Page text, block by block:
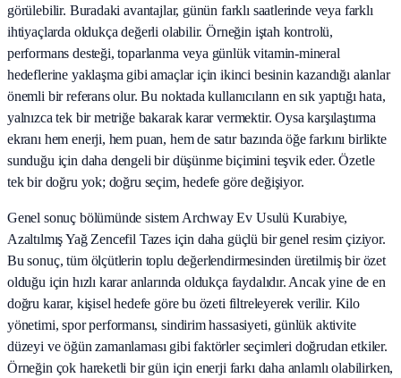
görülebilir. Buradaki avantajlar, günün farklı saatlerinde veya farklı
ihtiyaçlarda oldukça değerli olabilir. Örneğin iştah kontrolü,
performans desteği, toparlanma veya günlük vitamin-mineral
hedeflerine yaklaşma gibi amaçlar için ikinci besinin kazandığı alanlar
önemli bir referans olur. Bu noktada kullanıcıların en sık yaptığı hata,
yalnızca tek bir metriğe bakarak karar vermektir. Oysa karşılaştırma
ekranı hem enerji, hem puan, hem de satır bazında öğe farkını birlikte
sunduğu için daha dengeli bir düşünme biçimini teşvik eder. Özetle
tek bir doğru yok; doğru seçim, hedefe göre değişiyor.
Genel sonuç bölümünde sistem Archway Ev Usulü Kurabiye,
Azaltılmış Yağ Zencefil Tazes için daha güçlü bir genel resim çiziyor.
Bu sonuç, tüm ölçütlerin toplu değerlendirmesinden üretilmiş bir özet
olduğu için hızlı karar anlarında oldukça faydalıdır. Ancak yine de en
doğru karar, kişisel hedefe göre bu özeti filtreleyerek verilir. Kilo
yönetimi, spor performansı, sindirim hassasiyeti, günlük aktivite
düzeyi ve öğün zamanlaması gibi faktörler seçimleri doğrudan etkiler.
Örneğin çok hareketli bir gün için enerji farkı daha anlamlı olabilirken,